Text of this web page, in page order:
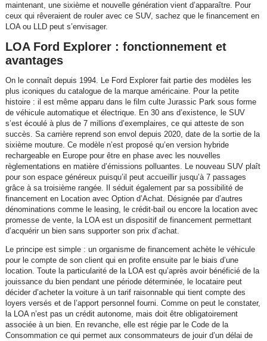
maintenant, une sixième et nouvelle génération vient d’apparaître. Pour
ceux qui rêveraient de rouler avec ce SUV, sachez que le financement en
LOA ou LLD peut s’envisager.
LOA Ford Explorer : fonctionnement et
avantages
On le connaît depuis 1994. Le Ford Explorer fait partie des modèles les
plus iconiques du catalogue de la marque américaine. Pour la petite
histoire : il est même apparu dans le film culte Jurassic Park sous forme
de véhicule automatique et électrique. En 30 ans d’existence, le SUV
s’est écoulé à plus de 7 millions d’exemplaires, ce qui atteste de son
succès. Sa carrière reprend son envol depuis 2020, date de la sortie de la
sixième mouture. Ce modèle n’est proposé qu’en version hybride
rechargeable en Europe pour être en phase avec les nouvelles
règlementations en matière d’émissions polluantes. Le nouveau SUV plaît
pour son espace généreux puisqu’il peut accueillir jusqu’à 7 passages
grâce à sa troisième rangée. Il séduit également par sa possibilité de
financement en Location avec Option d’Achat. Désignée par d’autres
dénominations comme le leasing, le crédit-bail ou encore la location avec
promesse de vente, la LOA est un dispositif de financement permettant
d’acquérir un bien sans supporter son prix d’achat.
Le principe est simple : un organisme de financement achète le véhicule
pour le compte de son client qui en profite ensuite par le biais d’une
location. Toute la particularité de la LOA est qu’après avoir bénéficié de la
jouissance du bien pendant une période déterminée, le locataire peut
décider d’acheter la voiture à un tarif raisonnable qui tient compte des
loyers versés et de l’apport personnel fourni. Comme on peut le constater,
la LOA n’est pas un crédit autonome, mais doit être obligatoirement
associée à un bien. En revanche, elle est régie par le Code de la
Consommation ce qui permet aux consommateurs de jouir d’un délai de